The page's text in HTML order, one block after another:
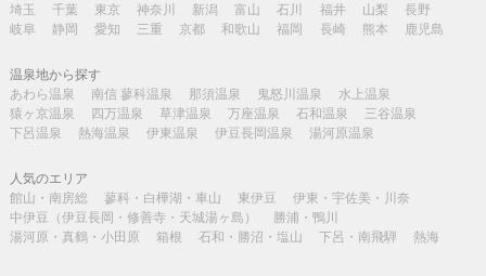
埼玉
千葉 東京 神奈川 新潟 富山 石川 福井 山梨
長野
岐阜
静岡 愛知 三重 京都 和歌山 福岡 長崎 熊本 鹿児島
温泉地から探す
あわら温泉
南信 蓼科温泉 那須温泉 鬼怒川温泉
水上温泉
猿ヶ京温泉
四万温泉 草津温泉 万座温泉 石和温泉
三谷温泉
下呂温泉
熱海温泉 伊東温泉 伊豆長岡温泉 湯河原温泉
人気のエリア
館山・南房総
蓼科・白樺湖・車山 東伊豆
伊東・宇佐美・川奈
中伊豆（伊豆長岡・修善寺・天城湯ヶ島）
勝浦・鴨川
湯河原・真鶴・小田原
箱根 石和・勝沼・塩山 下呂・南飛騨 熱海